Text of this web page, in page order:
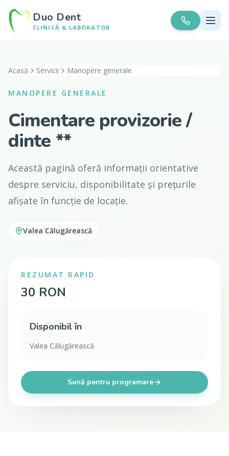
Duo Dent
CLINICĂ & LABORATOR
Acasă Servicii Manopere generale
MANOPERE GENERALE
Cimentare provizorie /
dinte **
Această pagină oferă informații orientative
despre serviciu, disponibilitate și prețurile
afișate în funcție de locație.
Valea Călugărească
REZUMAT RAPID
30 RON
Disponibil în
Valea Călugărească
Sună pentru programare